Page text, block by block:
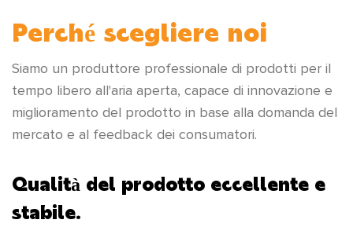
Perché scegliere noi
Siamo un produttore professionale di prodotti per il
tempo libero all'aria aperta, capace di innovazione e
miglioramento del prodotto in base alla domanda del
mercato e al feedback dei consumatori.
Qualità del prodotto eccellente e
stabile.